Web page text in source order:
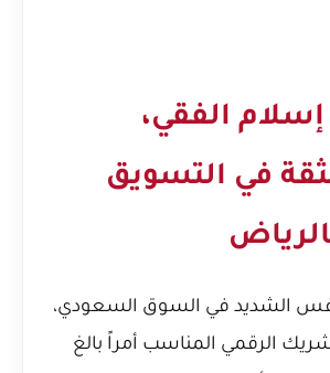
إسلام الفقي،
في التسويق
الشديد في السوق السعودي،
الرقمي المناسب أمراً بالغ